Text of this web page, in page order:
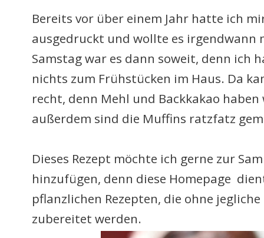
Bereits vor über einem Jahr hatte ich
ausgedruckt und wollte es irgendwann
Samstag war es dann soweit, denn ich
nichts zum Frühstücken im Haus. Da
recht, denn Mehl und Backkakao
außerdem sind die Muffins ratzfatz
Dieses Rezept möchte ich gerne zur
hinzufügen, denn diese Homepage
pflanzlichen Rezepten, die ohne
zubereitet werden.